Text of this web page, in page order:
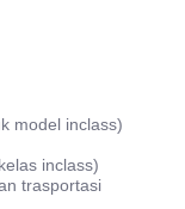
model inclass)
inclass)
trasportasi